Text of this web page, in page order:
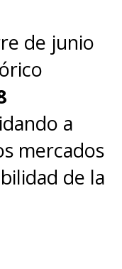
de junio
a
mercados
de la